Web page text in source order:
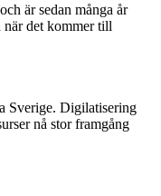
är sedan många år
när det kommer till
Sverige. Digilatisering
nå stor framgång